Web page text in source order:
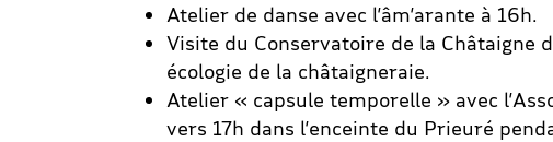
Atelier de danse avec l’âm’arante à 16h.
Visite du Conservatoire de la Châtaigne
écologie de la châtaigneraie.
Atelier « capsule temporelle » avec
vers 17h dans l’enceinte du Prieuré